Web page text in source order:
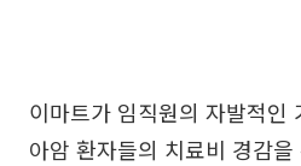
이마트가 임직원의 자발적인
아암 환자들의 치료비 경감